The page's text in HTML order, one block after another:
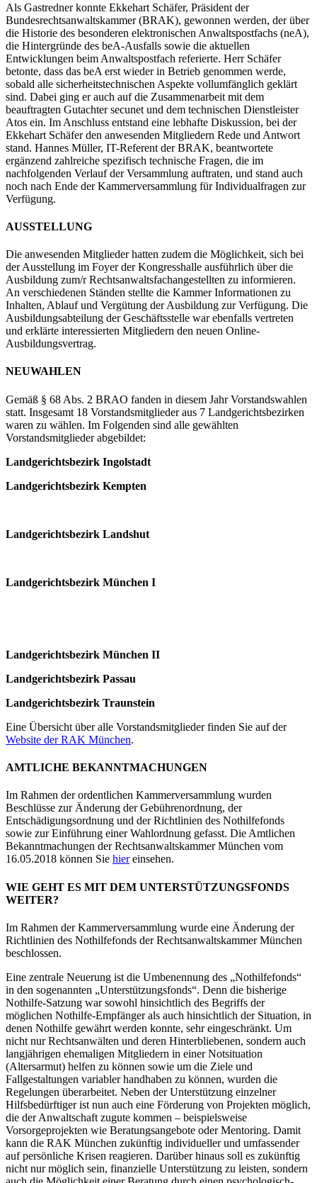
Als Gastredner konnte Ekkehart Schäfer, Präsident der
Bundesrechtsanwaltskammer (BRAK), gewonnen werden, der über
die Historie des besonderen elektronischen Anwaltspostfachs (neA),
die Hintergründe des beA-Ausfalls sowie die aktuellen
Entwicklungen beim Anwaltspostfach referierte. Herr Schäfer
betonte, dass das beA erst wieder in Betrieb genommen werde,
sobald alle sicherheitstechnischen Aspekte vollumfänglich geklärt
sind. Dabei ging er auch auf die Zusammenarbeit mit dem
beauftragten Gutachter secunet und dem technischen Dienstleister
Atos ein. Im Anschluss entstand eine lebhafte Diskussion, bei der
Ekkehart Schäfer den anwesenden Mitgliedern Rede und Antwort
stand. Hannes Müller, IT-Referent der BRAK, beantwortete
ergänzend zahlreiche spezifisch technische Fragen, die im
nachfolgenden Verlauf der Versammlung auftraten, und stand auch
noch nach Ende der Kammerversammlung für Individualfragen zur
Verfügung.
AUSSTELLUNG
Die anwesenden Mitglieder hatten zudem die Möglichkeit, sich bei
der Ausstellung im Foyer der Kongresshalle ausführlich über die
Ausbildung zum/r Rechtsanwaltsfachangestellten zu informieren.
An verschiedenen Ständen stellte die Kammer Informationen zu
Inhalten, Ablauf und Vergütung der Ausbildung zur Verfügung. Die
Ausbildungsabteilung der Geschäftsstelle war ebenfalls vertreten
und erklärte interessierten Mitgliedern den neuen Online-
Ausbildungsvertrag.
NEUWAHLEN
Gemäß § 68 Abs. 2 BRAO fanden in diesem Jahr Vorstandswahlen
statt. Insgesamt 18 Vorstandsmitglieder aus 7 Landgerichtsbezirken
waren zu wählen. Im Folgenden sind alle gewählten
Vorstandsmitglieder abgebildet:
Landgerichtsbezirk Ingolstadt
Landgerichtsbezirk Kempten
Landgerichtsbezirk Landshut
Landgerichtsbezirk München I
Landgerichtsbezirk München II
Landgerichtsbezirk Passau
Landgerichtsbezirk Traunstein
Eine Übersicht über alle Vorstandsmitglieder finden Sie auf der
Website der RAK München.
AMTLICHE BEKANNTMACHUNGEN
Im Rahmen der ordentlichen Kammerversammlung wurden
Beschlüsse zur Änderung der Gebührenordnung, der
Entschädigungsordnung und der Richtlinien des Nothilfefonds
sowie zur Einführung einer Wahlordnung gefasst. Die Amtlichen
Bekanntmachungen der Rechtsanwaltskammer München vom
16.05.2018 können Sie hiereinsehen.
WIE GEHT ES MIT DEM UNTERSTÜTZUNGSFONDS
WEITER?
Im Rahmen der Kammerversammlung wurde eine Änderung der
Richtlinien des Nothilfefonds der Rechtsanwaltskammer München
beschlossen.
Eine zentrale Neuerung ist die Umbenennung des „Nothilfefonds“
in den sogenannten „Unterstützungsfonds“. Denn die bisherige
Nothilfe-Satzung war sowohl hinsichtlich des Begriffs der
möglichen Nothilfe-Empfänger als auch hinsichtlich der Situation, in
denen Nothilfe gewährt werden konnte, sehr eingeschränkt. Um
nicht nur Rechtsanwälten und deren Hinterbliebenen, sondern auch
langjährigen ehemaligen Mitgliedern in einer Notsituation
(Altersarmut) helfen zu können sowie um die Ziele und
Fallgestaltungen variabler handhaben zu können, wurden die
Regelungen überarbeitet. Neben der Unterstützung einzelner
Hilfsbedürftiger ist nun auch eine Förderung von Projekten möglich,
die der Anwaltschaft zugute kommen – beispielsweise
Vorsorgeprojekten wie Beratungsangebote oder Mentoring. Damit
kann die RAK München zukünftig individueller und umfassender
auf persönliche Krisen reagieren. Darüber hinaus soll es zukünftig
nicht nur möglich sein, finanzielle Unterstützung zu leisten, sondern